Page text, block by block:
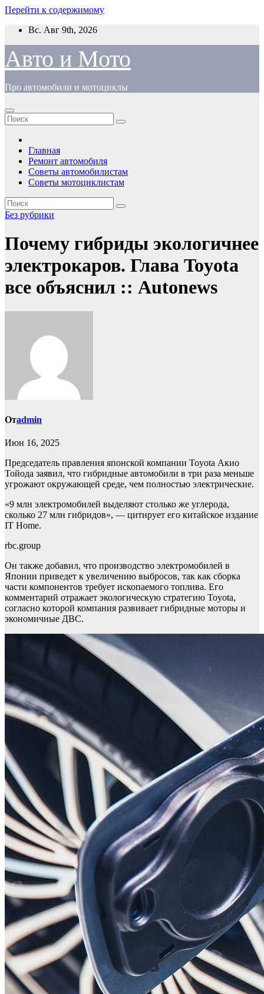
Перейти к содержимому
Вс. Авг 9th, 2026
Авто и Мото
Про автомобили и мотоциклы
Главная
Ремонт автомобиля
Советы автомобилистам
Советы мотоциклистам
Без рубрики
Почему гибриды экологичнее
электрокаров. Глава Toyota
все объяснил :: Autonews
Отadmin
Июн 16, 2025
Председатель правления японской компании Toyota Акио
Тойода заявил, что гибридные автомобили в три раза меньше
угрожают окружающей среде, чем полностью электрические.
«9 млн электромобилей выделяют столько же углерода,
сколько 27 млн гибридов», — цитирует его китайское издание
IT Home.
rbc.group
Он также добавил, что производство электромобилей в
Японии приведет к увеличению выбросов, так как сборка
части компонентов требует ископаемого топлива. Его
комментарий отражает экологическую стратегию Toyota,
согласно которой компания развивает гибридные моторы и
экономичные ДВС.